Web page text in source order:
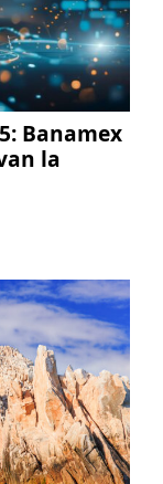
Banamex
la